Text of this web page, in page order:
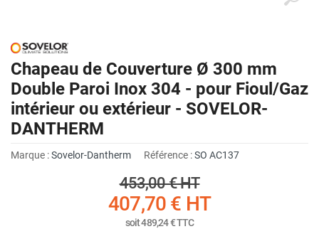
Chapeau de Couverture Ø 300 mm
Double Paroi Inox 304 - pour Fioul/Gaz
intérieur ou extérieur - SOVELOR-
DANTHERM
Marque :Sovelor-Dantherm Référence :SO AC137
453,00 €HT
407,70 € HT
soit489,24 €TTC